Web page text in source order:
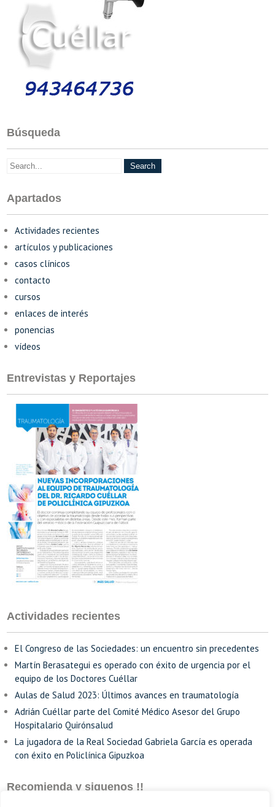
Búsqueda
Apartados
Actividades recientes
artículos y publicaciones
casos clínicos
contacto
cursos
enlaces de interés
ponencias
vídeos
Entrevistas y Reportajes
Actividades recientes
El Congreso de las Sociedades: un encuentro sin precedentes
Martín Berasategui es operado con éxito de urgencia por el
equipo de los Doctores Cuéllar
Aulas de Salud 2023: Últimos avances en traumatología
Adrián Cuéllar parte del Comité Médico Asesor del Grupo
Hospitalario Quirónsalud
La jugadora de la Real Sociedad Gabriela García es operada
con éxito en Policlínica Gipuzkoa
Recomienda y siguenos !!